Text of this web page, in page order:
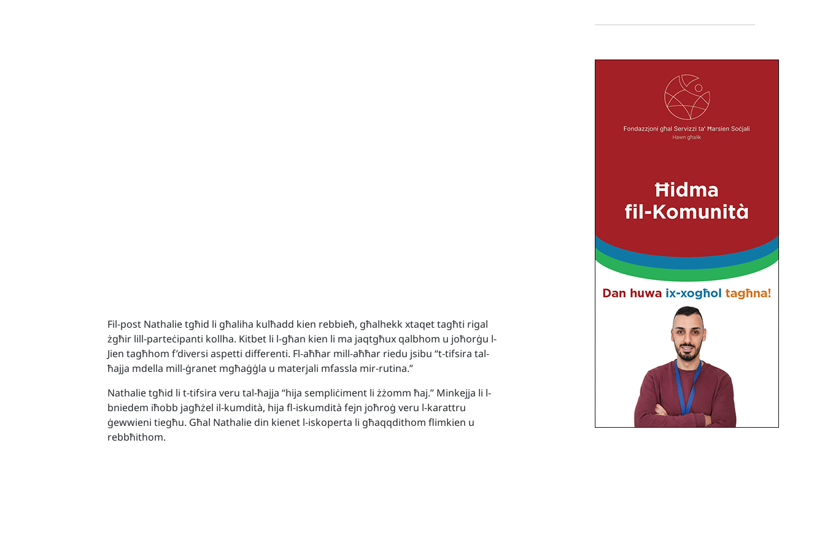
Fil-post Nathalie tgħid li għaliha kulħadd kien rebbieħ, għalhekk xtaqet tagħti rigal
żgħir lill-parteċipanti kollha. Kitbet li l-għan kien li ma jaqtgħux qalbhom u joħorġu l-
Jien tagħhom f’diversi aspetti differenti. Fl-aħħar mill-aħħar riedu jsibu “t-tifsira tal-
ħajja mdella mill-ġranet mgħaġġla u materjali mfassla mir-rutina.”
Nathalie tgħid li t-tifsira veru tal-ħajja “hija sempliċiment li żżomm ħaj.” Minkejja li l-
bniedem iħobb jagħżel il-kumdità, hija fl-iskumdità fejn joħroġ veru l-karattru
ġewwieni tiegħu. Għal Nathalie din kienet l-iskoperta li għaqqdithom flimkien u
rebbħithom.